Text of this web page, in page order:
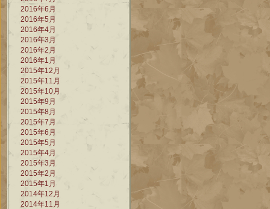
2016年6月
2016年5月
2016年4月
2016年3月
2016年2月
2016年1月
2015年12月
2015年11月
2015年10月
2015年9月
2015年8月
2015年7月
2015年6月
2015年5月
2015年4月
2015年3月
2015年2月
2015年1月
2014年12月
2014年11月